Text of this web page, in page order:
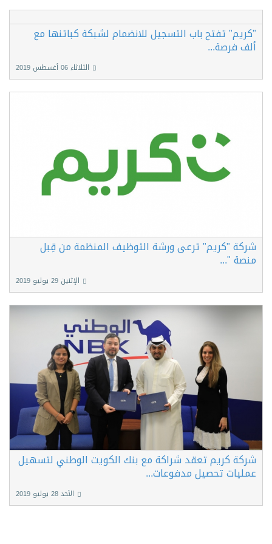
"كريم" تفتح باب التسجيل للانضمام لشبكة كباتنها مع
ألف فرصة...
الثلاثاء 06 أغسطس 2019
شركة "كريم" ترعى ورشة التوظيف المنظمة من قِبل
منصة "...
الإثنين 29 يوليو 2019
شركة كريم تعقد شراكة مع بنك الكويت الوطني لتسهيل
عمليات تحصيل مدفوعات...
الأحد 28 يوليو 2019